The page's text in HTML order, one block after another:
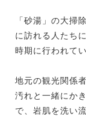
「砂湯」の大掃
に訪れる人たち
時期に行われてい
地元の観光関係
汚れと一緒にか
で、岩肌を洗い